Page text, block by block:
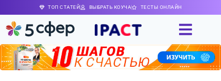
ТОП СТАТЕЙ ВЫБРАТЬ КОУЧА ТЕСТЫ ОНЛАЙН